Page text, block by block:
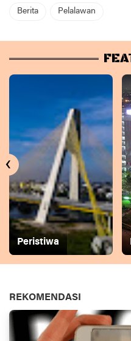
Berita Pelalawan
Peristiwa
‹
REKOMENDASI